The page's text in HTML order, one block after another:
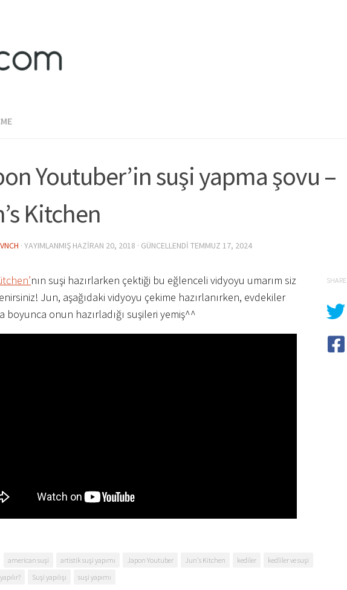
Youtuber’in suşi yapma şovu –
Kitchen
· YAYIMLANMIŞ HAZIRAN 20, 2018 · GÜNCELLENDI TEMMUZ 17, 2024
nın suşi hazırlarken çektiği bu eğlenceli vidyoyu umarım siz
Jun, aşağıdaki vidyoyu çekime hazırlanırken, evdekiler
boyunca onun hazırladığı suşileri yemiş^^
SHARE
american suşi artistik suşi yapımı Japon Youtuber Jun's Kitchen kediler
kedliler ve suşi
Suşi yapılışı suşi yapımı